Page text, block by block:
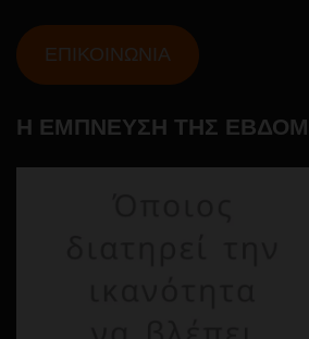
ΕΠΙΚΟΙΝΩΝΙΑ
Η ΕΜΠΝΕΥΣΗ ΤΗΣ